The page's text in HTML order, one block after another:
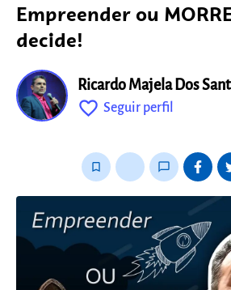
Empreender ou
decide!
Ricardo Majela Dos
favorite_outline Seguir perfil
bookmark_border chat_bubble_outline